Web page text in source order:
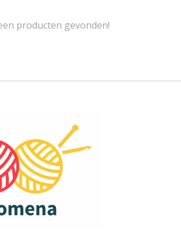
producten gevonden!